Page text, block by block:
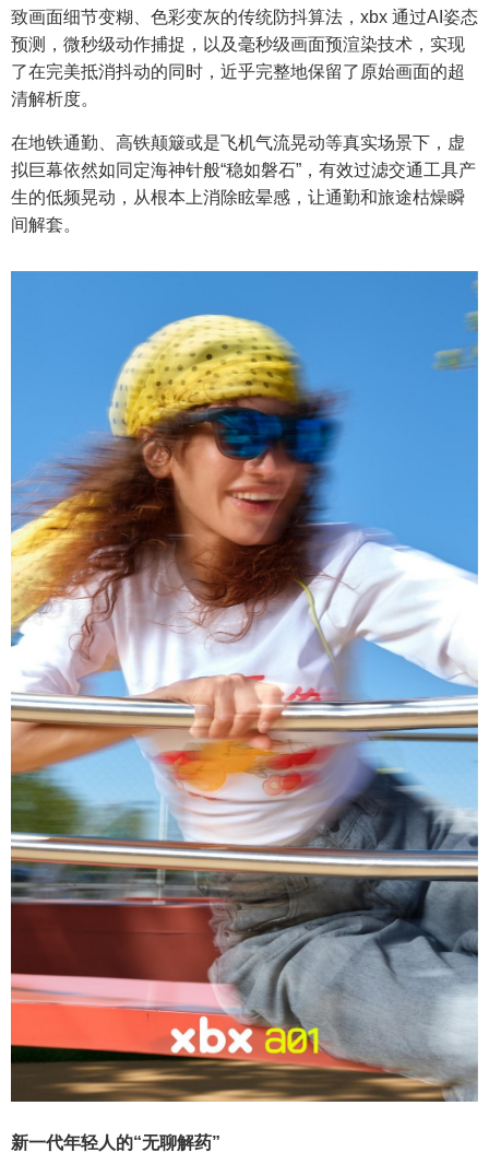
致画面细节变糊、色彩变灰的传统防抖算法，xbx 通过AI姿态
预测，微秒级动作捕捉，以及毫秒级画面预渲染技术，实现
了在完美抵消抖动的同时，近乎完整地保留了原始画面的超
清解析度。
在地铁通勤、高铁颠簸或是飞机气流晃动等真实场景下，虚
拟巨幕依然如同定海神针般“稳如磐石”，有效过滤交通工具产
生的低频晃动，从根本上消除眩晕感，让通勤和旅途枯燥瞬
间解套。
新一代年轻人的“无聊解药”